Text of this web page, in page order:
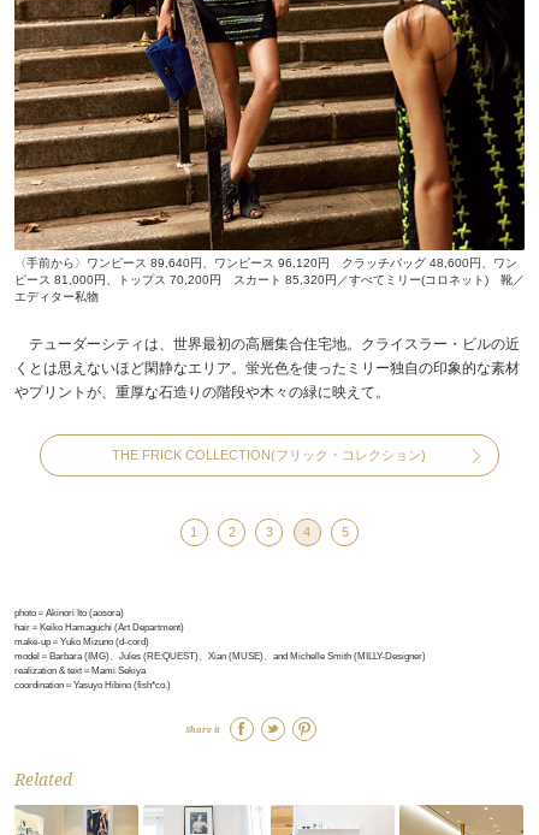
〈手前から〉ワンピース 89,640円、ワンピース 96,120円 クラッチバッグ 48,600円、ワン
ピース 81,000円、トップス 70,200円 スカート 85,320円／すべてミリー(コロネット) 靴／
エディター私物
テューダーシティは、世界最初の高層集合住宅地。クライスラー・ビルの近
くとは思えないほど閑静なエリア。蛍光色を使ったミリー独自の印象的な素材
やプリントが、重厚な石造りの階段や木々の緑に映えて。
THE FRICK COLLECTION(フリック・コレクション)
1 2 3 4 5
photo＝Akinori Ito (aosora)
hair＝Keiko Hamaguchi (Art Department)
make-up＝Yuko Mizuno (d-cord)
model＝Barbara (IMG)、Jules (RE:QUEST)、Xian (MUSE)、and Michelle Smith (MILLY-Designer)
realization & text＝Mami Sekiya
coordination＝Yasuyo Hibino (fish*co.)
Share it
Related